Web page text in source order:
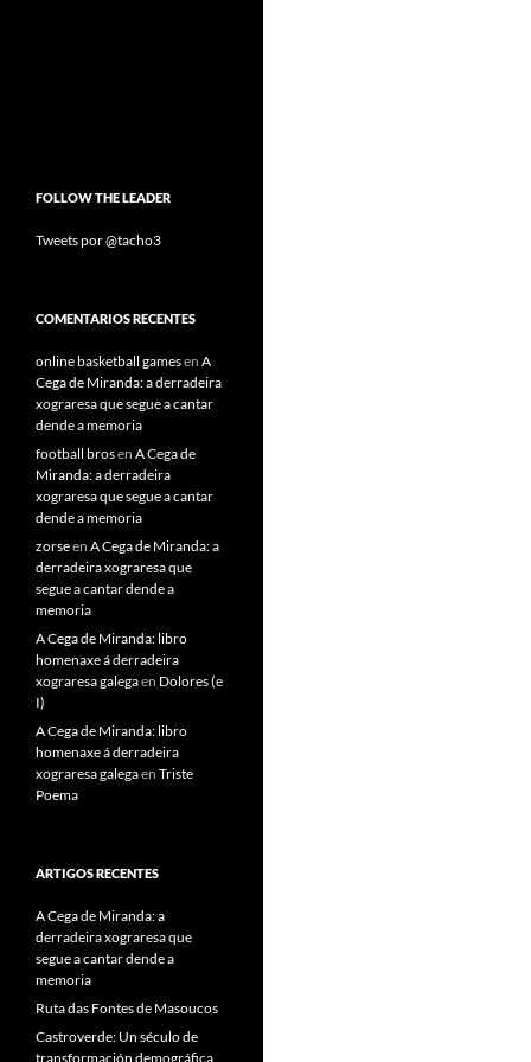
FOLLOW THE LEADER
Tweets por @tacho3
COMENTARIOS RECENTES
online basketball gamesen A
Cega de Miranda: a derradeira
xograresa que segue a cantar
dende a memoria
football brosen A Cega de
Miranda: a derradeira
xograresa que segue a cantar
dende a memoria
zorseen A Cega de Miranda: a
derradeira xograresa que
segue a cantar dende a
memoria
A Cega de Miranda: libro
homenaxe á derradeira
xograresa galegaen Dolores (e
I)
A Cega de Miranda: libro
homenaxe á derradeira
xograresa galegaen Triste
Poema
ARTIGOS RECENTES
A Cega de Miranda: a
derradeira xograresa que
segue a cantar dende a
memoria
Ruta das Fontes de Masoucos
Castroverde: Un século de
transformación demográfica